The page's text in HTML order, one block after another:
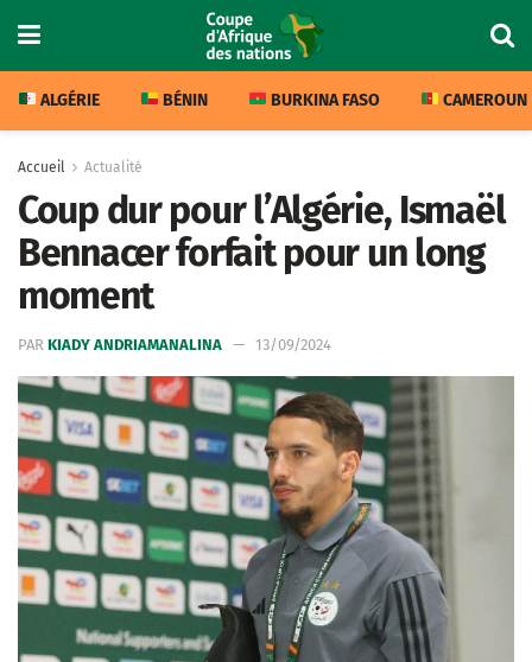
ALGÉRIE BÉNIN BURKINA FASO CAMEROUN
Accueil Actualité
Coup dur pour l’Algérie, Ismaël
Bennacer forfait pour un long
moment
PAR KIADY ANDRIAMANALINA 13/09/2024